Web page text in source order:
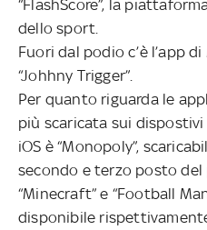
“FlashScore”, la
dello sport.
Fuori dal podio c’è l’app
“Johhny Trigger”.
Per quanto riguarda le
più scaricata sui
iOS è “Monopoly”,
secondo e terzo posto
“Minecraft” e “Football
disponibile